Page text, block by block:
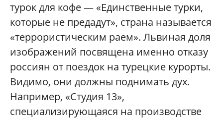
турок для кофе — «Единственные турки,
которые не предадут», страна называется
«террористическим раем». Львиная доля
изображений посвящена именно отказу
россиян от поездок на турецкие курорты.
Видимо, они должны поднимать дух.
Например, «Студия 13»,
специализирующаяся на производстве